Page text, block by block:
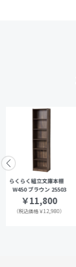
らくらく組立文庫本棚
W450 ブラウン 25503
￥11,800
（税込価格￥12,980）